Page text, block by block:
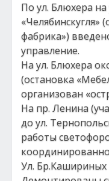
По ул. Блюхера на
«Челябинскугля»
фабрика»)
управление.
На ул. Блюхера
(остановка
организован
На пр. Ленина
до ул.
работы
Ул. Бр.Кашириных